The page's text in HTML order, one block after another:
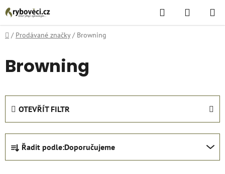
Přejít
na
obsah
Hledat
KOŠÍK
Domů
/ Prodávané značky / Browning
Browning
OTEVŘÍT FILTR
Ř
a
z
Řadit podle:Doporučujeme